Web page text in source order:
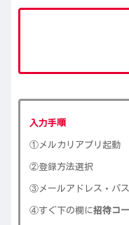
入力手順
①メルカリアプリ起動
②登録方法選択
③メールアドレス・パ
④すぐ下の欄に招待コ